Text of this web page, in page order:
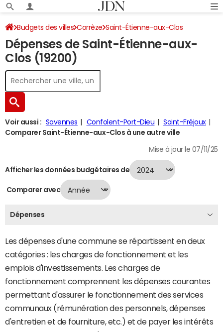
Budgets des villes Corrèze Saint-Étienne-aux-Clos
Dépenses 2024
Dépenses de Saint-Étienne-aux-
Clos (19200)
Voir aussi : Savennes Confolent-Port-Dieu
Saint-Fréjoux
Comparer Saint-Étienne-aux-Clos à une autre ville
Mise à jour le 07/11/25
Afficher les données budgétaires de
Comparer avec
Dépenses
Les dépenses d'une commune se répartissent en deux
catégories : les charges de fonctionnement et les
emplois d'investissements. Les charges de
fonctionnement comprennent les dépenses courantes
permettant d'assurer le fonctionnement des services
communaux (rémunération des personnels, dépenses
d'entretien et de fourniture, etc.) et de payer les intérêts